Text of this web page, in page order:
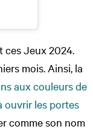
ces Jeux 2024.
mois. Ainsi, la
aux couleurs de
ouvrir les portes
comme son nom